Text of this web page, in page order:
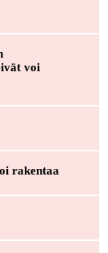
voi
rakentaa